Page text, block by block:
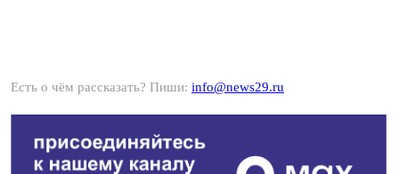
Есть о чём рассказать? Пиши: info@news29.ru